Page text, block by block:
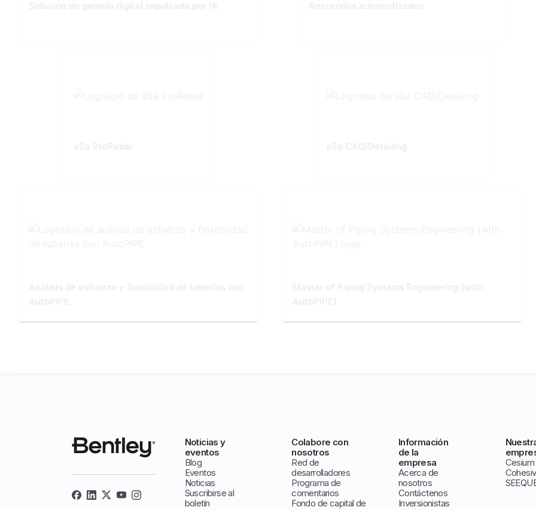
Noticias y
eventos
Blog
Eventos
Noticias
Suscribirse al
boletín
Colabore con
nosotros
Red de
desarrolladores
Programa de
comentarios
Fondo de capital de
Información
de la
empresa
Acerca de
nosotros
Contáctenos
Inversionistas
Cesium